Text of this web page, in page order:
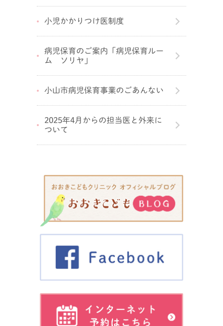
小児かかりつけ医制度
病児保育のご案内「病児保育ルー
ム ソリヤ」
小山市病児保育事業のごあんない
2025年4月からの担当医と外来に
ついて